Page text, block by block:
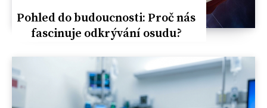
Pohled do budoucnosti: Proč nás
fascinuje odkrývání osudu?